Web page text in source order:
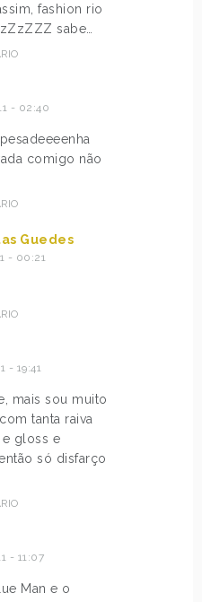
fashion rio
sabe…
- 02:40
comigo não
Guedes
- 00:21
- 19:41
mais sou muito
tanta raiva
gloss e
só disfarço
- 11:07
Man e o